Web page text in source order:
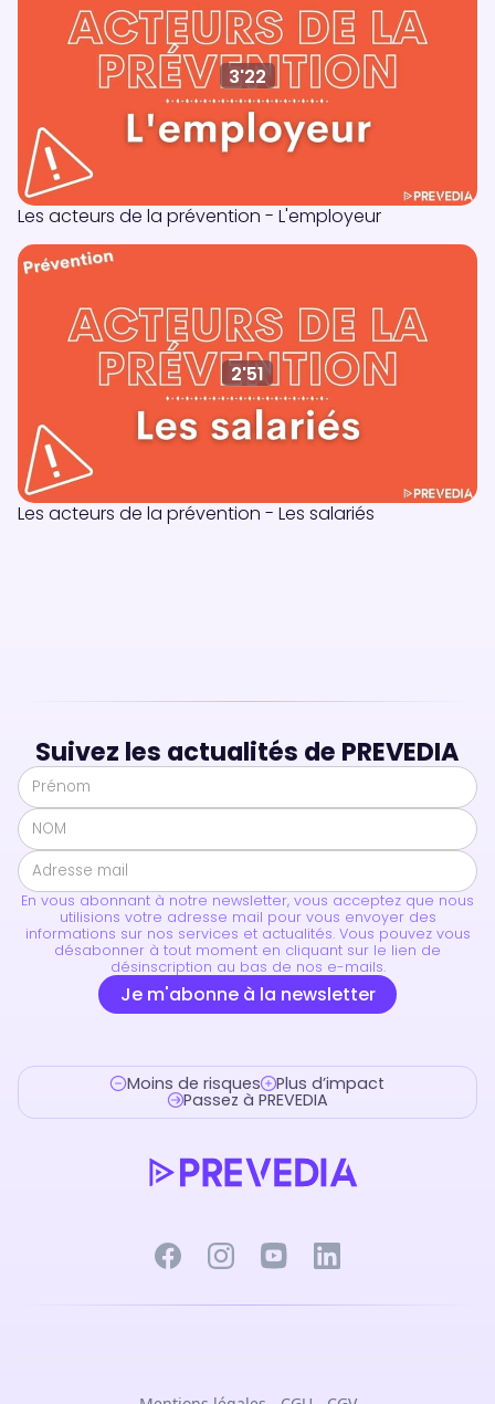
3'22
Les acteurs de la prévention - L'employeur
2'51
Les acteurs de la prévention - Les salariés
Suivez les actualités de PREVEDIA
En vous abonnant à notre newsletter, vous acceptez que nous
utilisions votre adresse mail pour vous envoyer des
informations sur nos services et actualités. Vous pouvez vous
désabonner à tout moment en cliquant sur le lien de
désinscription au bas de nos e-mails.
Moins de risques Plus d’impact
Passez à PREVEDIA